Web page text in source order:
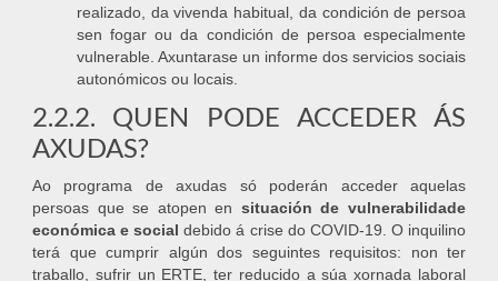
realizado, da vivenda habitual, da condición de persoa
sen fogar ou da condición de persoa especialmente
vulnerable. Axuntarase un informe dos servicios sociais
autonómicos ou locais.
2.2.2. QUEN PODE ACCEDER ÁS
AXUDAS?
Ao programa de axudas só poderán acceder aquelas
persoas que se atopen en situación de vulnerabilidade
económica e social debido á crise do COVID-19. O inquilino
terá que cumprir algún dos seguintes requisitos: non ter
traballo, sufrir un ERTE, ter reducido a súa xornada laboral